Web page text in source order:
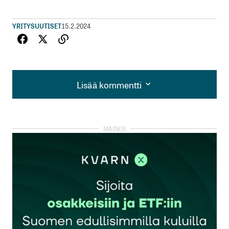
YRITYSUUTISET15.2.2024
Lisää kommentti
Lisää kommentti
kirjautua
rekisteröityä